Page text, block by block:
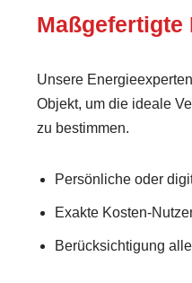
Maßgefertigte
Unsere
Objekt, um die ideale
zu bestimmen.
Persönliche oder
Exakte Kosten-
Berücksichtigung